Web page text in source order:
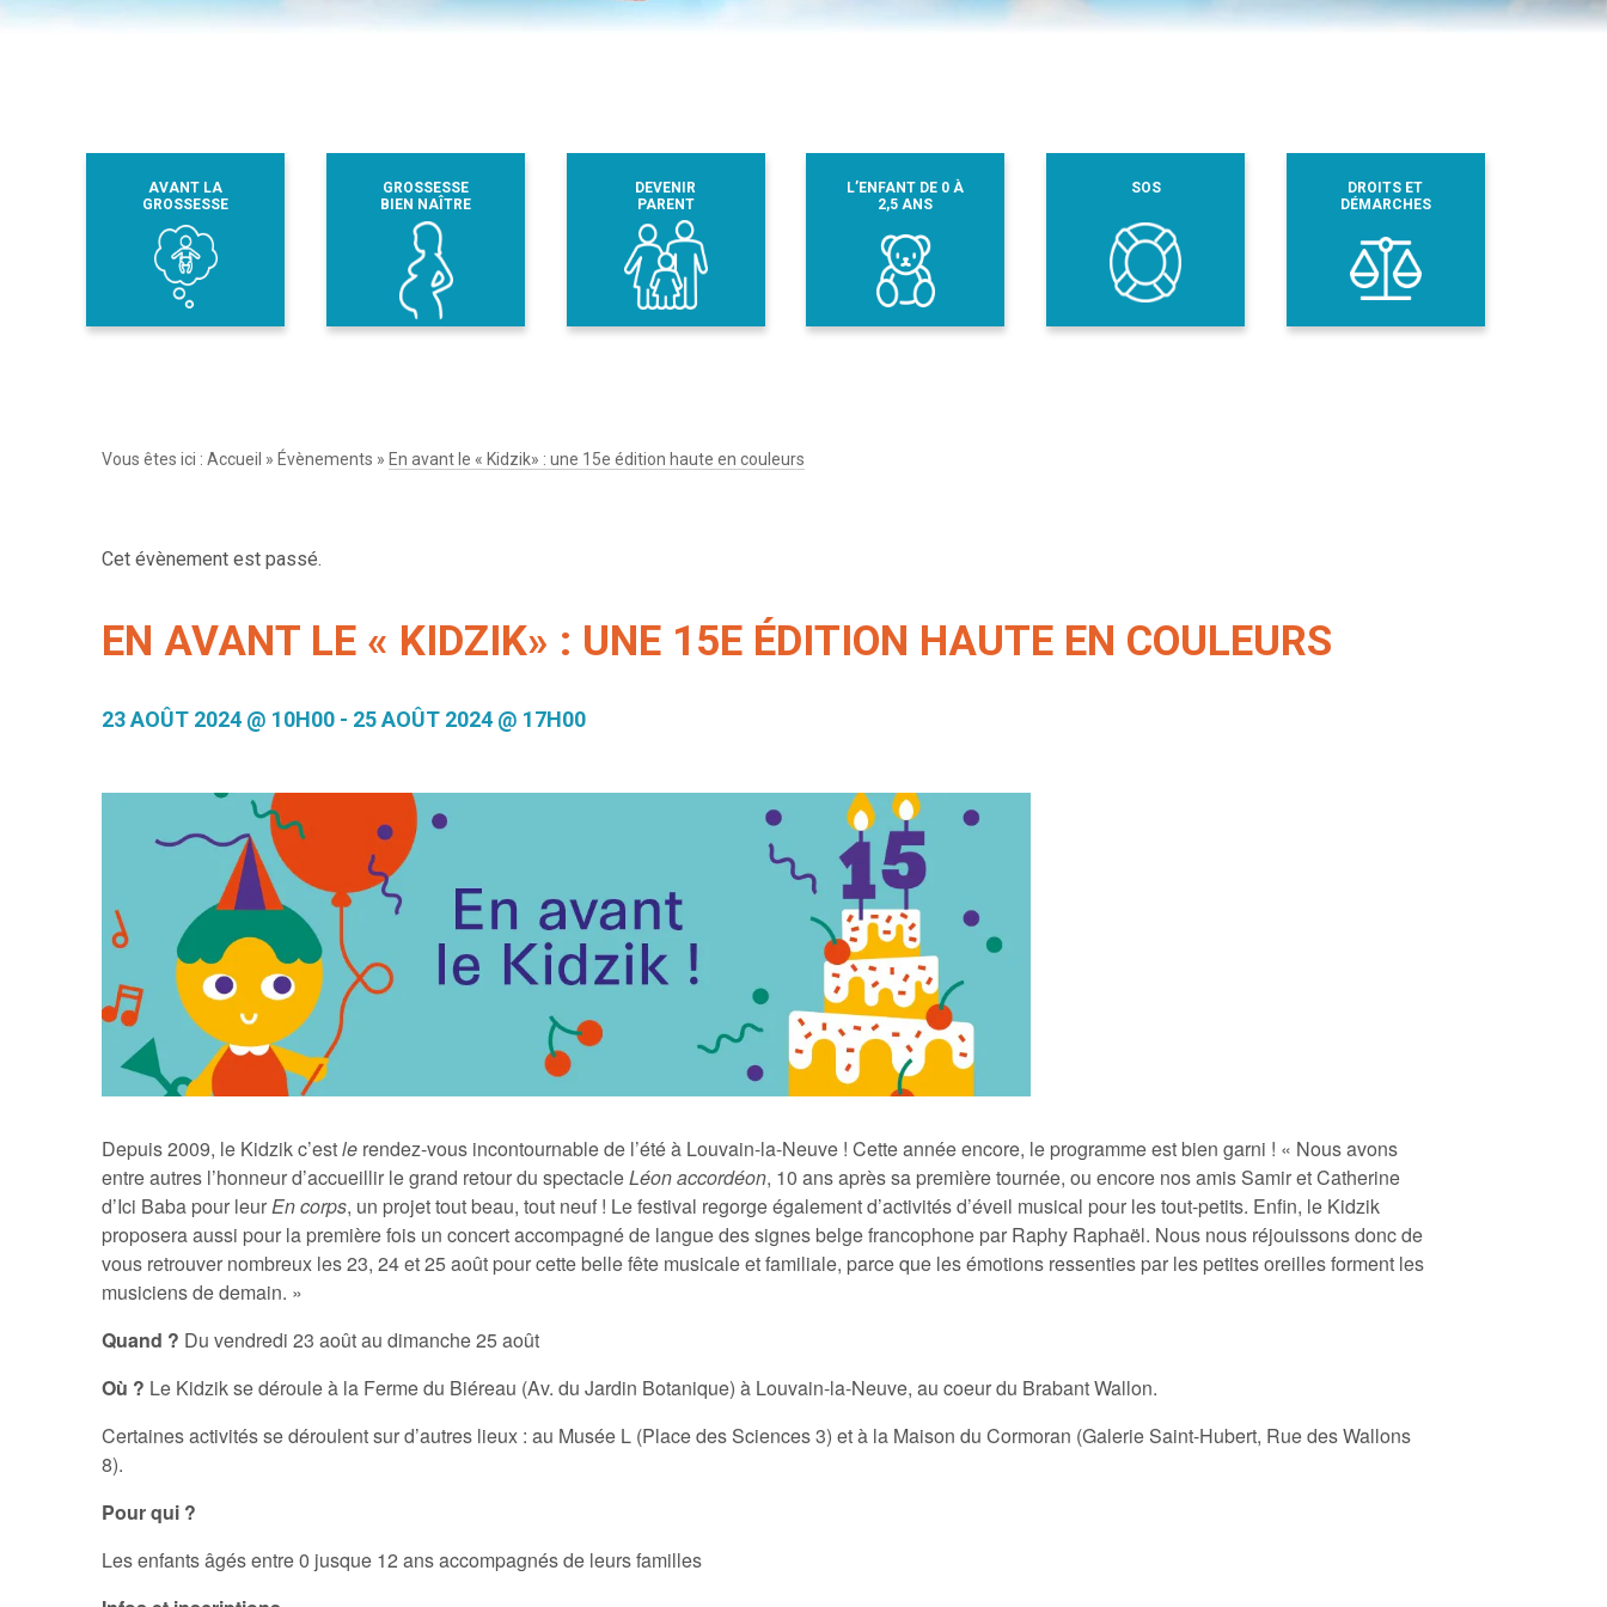
AVANT LA
GROSSESSE
GROSSESSE
BIEN NAÎTRE
DEVENIR
PARENT
L’ENFANT DE 0 À
2,5 ANS
SOS
DROITS ET
DÉMARCHES
Vous êtes ici :Accueil » Évènements » En avant le « Kidzik» : une 15e édition haute en couleurs
Cet évènement est passé.
EN AVANT LE « KIDZIK» : UNE 15E ÉDITION HAUTE EN COULEURS
23 AOÛT 2024 @ 10H00 - 25 AOÛT 2024 @ 17H00
Depuis 2009, le Kidzik c’estle rendez-vous incontournable de l’été à Louvain-la-Neuve ! Cette année encore, le programme est bien garni ! « Nous avons
entre autres l’honneur d’accueillir le grand retour du spectacleLéon accordéon, 10 ans après sa première tournée, ou encore nos amis Samir et Catherine
d’Ici Baba pour leurEn corps, un projet tout beau, tout neuf ! Le festival regorge également d’activités d’éveil musical pour les tout-petits. Enfin, le Kidzik
proposera aussi pour la première fois un concert accompagné de langue des signes belge francophone par Raphy Raphaël. Nous nous réjouissons donc de
vous retrouver nombreux les 23, 24 et 25 août pour cette belle fête musicale et familiale, parce que les émotions ressenties par les petites oreilles forment les
musiciens de demain. »
Quand ? Du vendredi 23 août au dimanche 25 août
Où ? Le Kidzik se déroule à la Ferme du Biéreau (Av. du Jardin Botanique) à Louvain-la-Neuve, au coeur du Brabant Wallon.
Certaines activités se déroulent sur d’autres lieux : au Musée L (Place des Sciences 3) et à la Maison du Cormoran (Galerie Saint-Hubert, Rue des Wallons
8).
Pour qui ?
Les enfants âgés entre 0 jusque 12 ans accompagnés de leurs familles